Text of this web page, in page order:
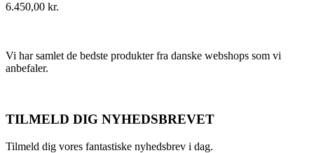
6.450,00 kr.
Vi har samlet de bedste produkter fra danske webshops som vi
anbefaler.
TILMELD DIG NYHEDSBREVET
Tilmeld dig vores fantastiske nyhedsbrev i dag.